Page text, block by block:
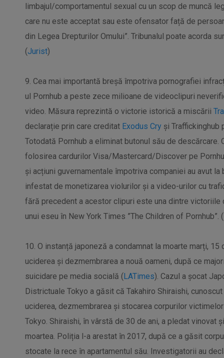
limbajul/comportamentul sexual cu un scop de muncă
care nu este acceptat sau este ofensator față de
din Legea Drepturilor Omului”. Tribunalul poate acorda
(Jurist)
9. Cea mai importantă breșă împotriva pornografiei
ul Pornhub a peste zece milioane de videoclipuri
video. Măsura reprezintă o victorie istorică a miscării
declarație prin care creditat Exodus Cry și Traffickinghub
Totodată Pornhub a eliminat butonul său de
folosirea cardurilor Visa/Mastercard/Discover pe
și acțiuni guvernamentale împotriva companiei au avut
infestat de monetizarea violurilor și a video-urilor cu
fără precedent a acestor clipuri este una dintre
unui eseu în New York Times ”The Children of Pornhub”. (
10. O instanță japoneză a condamnat la moarte marți,
uciderea și dezmembrarea a nouă oameni, după ce
suicidare pe media socială (LATimes). Cazul a șocat
Districtuale Tokyo a găsit că Takahiro Shiraishi,
uciderea, dezmembrarea și stocarea corpurilor
Tokyo. Shiraishi, în vârstă de 30 de ani, a pledat vinovat
moartea. Poliția l-a arestat în 2017, după ce a găsit
stocate la rece în apartamentul său. Investigatorii au